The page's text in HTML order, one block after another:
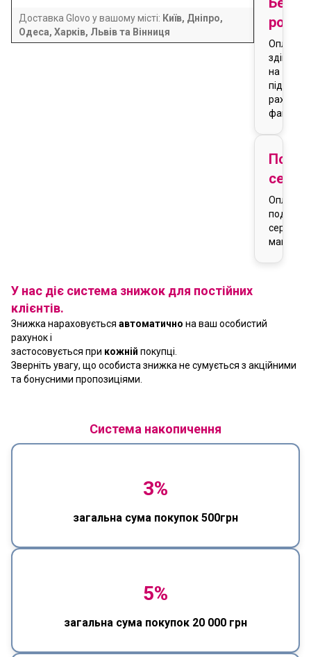
Доставка Glovo у вашому місті: Київ, Дніпро,
Одеса, Харків, Львів та Вінниця
Оплата
на
підставі
рахунку-
фактури
Оплата
магазину
У нас діє система знижок для постійних
клієнтів.
Знижка нараховується автоматично на ваш особистий
рахунок і
застосовується при кожній покупці.
Зверніть увагу, що особиста знижка не сумується з акційними
та бонусними пропозиціями.
Система накопичення
3%
загальна сума покупок 500грн
5%
загальна сума покупок 20 000 грн